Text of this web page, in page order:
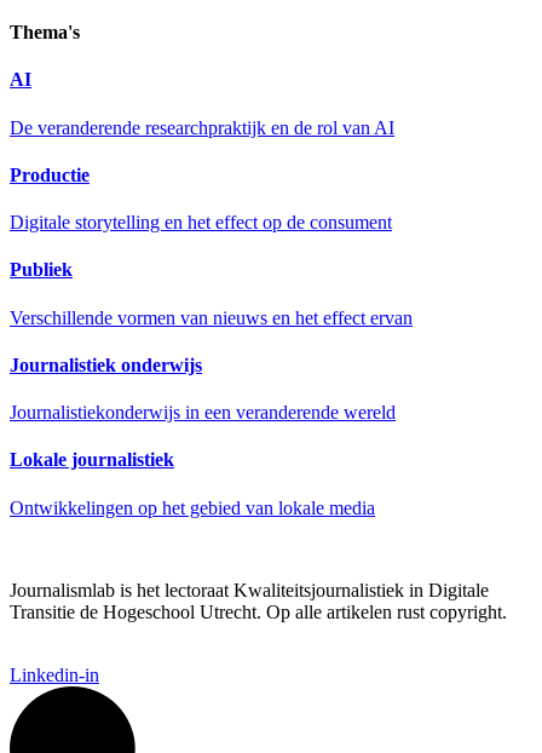
Thema's
AI
De veranderende researchpraktijk en de rol van AI
Productie
Digitale storytelling en het effect op de consument
Publiek
Verschillende vormen van nieuws en het effect ervan
Journalistiek onderwijs
Journalistiekonderwijs in een veranderende wereld
Lokale journalistiek
Ontwikkelingen op het gebied van lokale media
Journalismlab is het lectoraat Kwaliteitsjournalistiek in Digitale
Transitie de Hogeschool Utrecht. Op alle artikelen rust copyright.
Linkedin-in